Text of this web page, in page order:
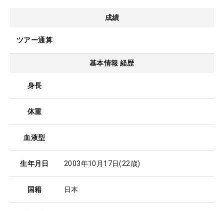
成績
ツアー通算
基本情報 経歴
身長
体重
血液型
生年月日 2003年10月17日(22歳)
国籍 日本